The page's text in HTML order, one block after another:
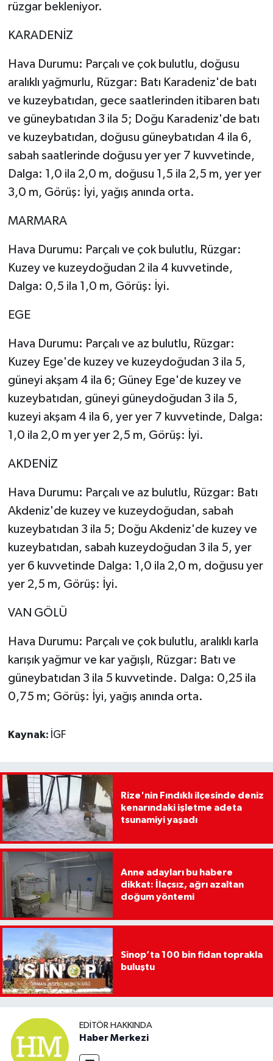
rüzgar bekleniyor.
KARADENİZ
Hava Durumu: Parçalı ve çok bulutlu, doğusu
aralıklı yağmurlu, Rüzgar: Batı Karadeniz'de batı
ve kuzeybatıdan, gece saatlerinden itibaren batı
ve güneybatıdan 3 ila 5; Doğu Karadeniz'de batı
ve kuzeybatıdan, doğusu güneybatıdan 4 ila 6,
sabah saatlerinde doğusu yer yer 7 kuvvetinde,
Dalga: 1,0 ila 2,0 m, doğusu 1,5 ila 2,5 m, yer yer
3,0 m, Görüş: İyi, yağış anında orta.
MARMARA
Hava Durumu: Parçalı ve çok bulutlu, Rüzgar:
Kuzey ve kuzeydoğudan 2 ila 4 kuvvetinde,
Dalga: 0,5 ila 1,0 m, Görüş: İyi.
EGE
Hava Durumu: Parçalı ve az bulutlu, Rüzgar:
Kuzey Ege'de kuzey ve kuzeydoğudan 3 ila 5,
güneyi akşam 4 ila 6; Güney Ege'de kuzey ve
kuzeybatıdan, güneyi güneydoğudan 3 ila 5,
kuzeyi akşam 4 ila 6, yer yer 7 kuvvetinde, Dalga:
1,0 ila 2,0 m yer yer 2,5 m, Görüş: İyi.
AKDENİZ
Hava Durumu: Parçalı ve az bulutlu, Rüzgar: Batı
Akdeniz'de kuzey ve kuzeydoğudan, sabah
kuzeybatıdan 3 ila 5; Doğu Akdeniz'de kuzey ve
kuzeybatıdan, sabah kuzeydoğudan 3 ila 5, yer
yer 6 kuvvetinde Dalga: 1,0 ila 2,0 m, doğusu yer
yer 2,5 m, Görüş: İyi.
VAN GÖLÜ
Hava Durumu: Parçalı ve çok bulutlu, aralıklı karla
karışık yağmur ve kar yağışlı, Rüzgar: Batı ve
güneybatıdan 3 ila 5 kuvvetinde. Dalga: 0,25 ila
0,75 m; Görüş: İyi, yağış anında orta.
Kaynak: İGF
Rize'nin Fındıklı ilçesinde deniz
kenarındaki işletme adeta
tsunamiyi yaşadı
Anne adayları bu habere
dikkat: İlaçsız, ağrı azaltan
doğum yöntemi
Sinop’ta 100 bin fidan toprakla
buluştu
EDITÖR HAKKINDA
Haber Merkezi